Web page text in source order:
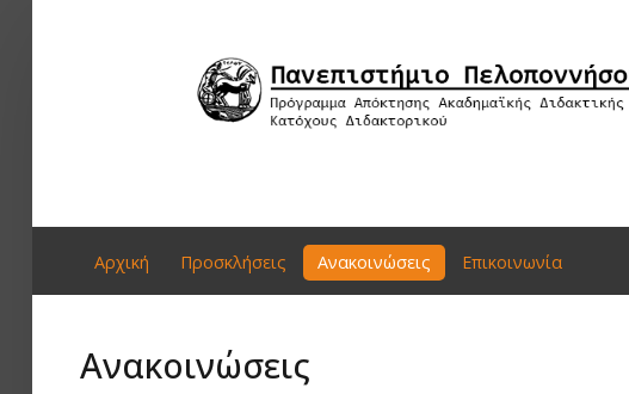
Ανακοινώσεις
Επικοινωνία
Αρχική Πρoσκλήσεις Ανακοινώσεις Επικοινωνία
Ανακοινώσεις